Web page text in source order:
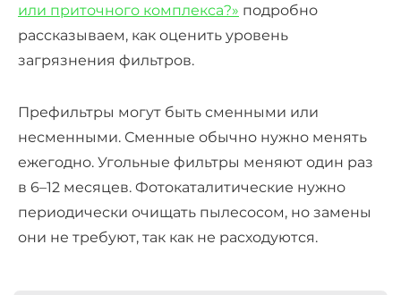
или приточного комплекса?» подробно
рассказываем, как оценить уровень
загрязнения фильтров.
Префильтры могут быть сменными или
несменными. Сменные обычно нужно менять
ежегодно. Угольные фильтры меняют один раз
в 6–12 месяцев. Фотокаталитические нужно
периодически очищать пылесосом, но замены
они не требуют, так как не расходуются.